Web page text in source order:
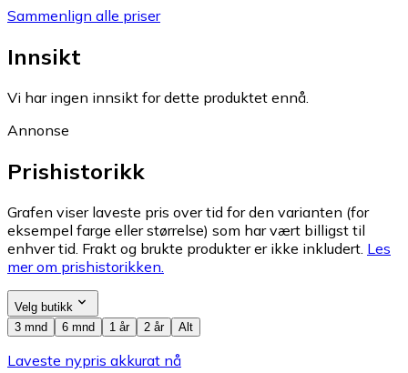
Sammenlign alle priser
Innsikt
Vi har ingen innsikt for dette produktet ennå.
Annonse
Prishistorikk
Grafen viser laveste pris over tid for den varianten (for
eksempel farge eller størrelse) som har vært billigst til
enhver tid. Frakt og brukte produkter er ikke inkludert. Les
mer om prishistorikken.
Velg butikk
3 mnd
6 mnd 1 år 2 år Alt
Laveste nypris akkurat nå